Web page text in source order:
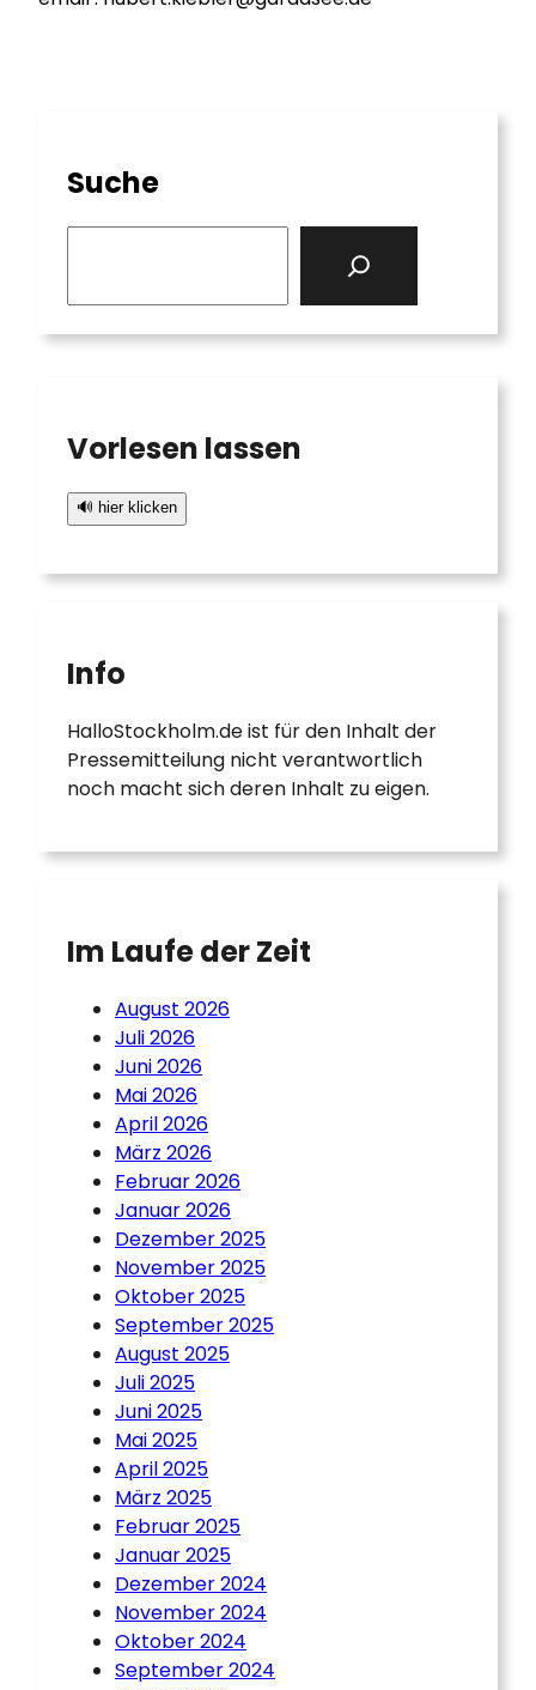
Suche
Vorlesen lassen
🔊 hier klicken
Info
HalloStockholm.de ist für den Inhalt der
Pressemitteilung nicht verantwortlich
noch macht sich deren Inhalt zu eigen.
Im Laufe der Zeit
August 2026
Juli 2026
Juni 2026
Mai 2026
April 2026
März 2026
Februar 2026
Januar 2026
Dezember 2025
November 2025
Oktober 2025
September 2025
August 2025
Juli 2025
Juni 2025
Mai 2025
April 2025
März 2025
Februar 2025
Januar 2025
Dezember 2024
November 2024
Oktober 2024
September 2024